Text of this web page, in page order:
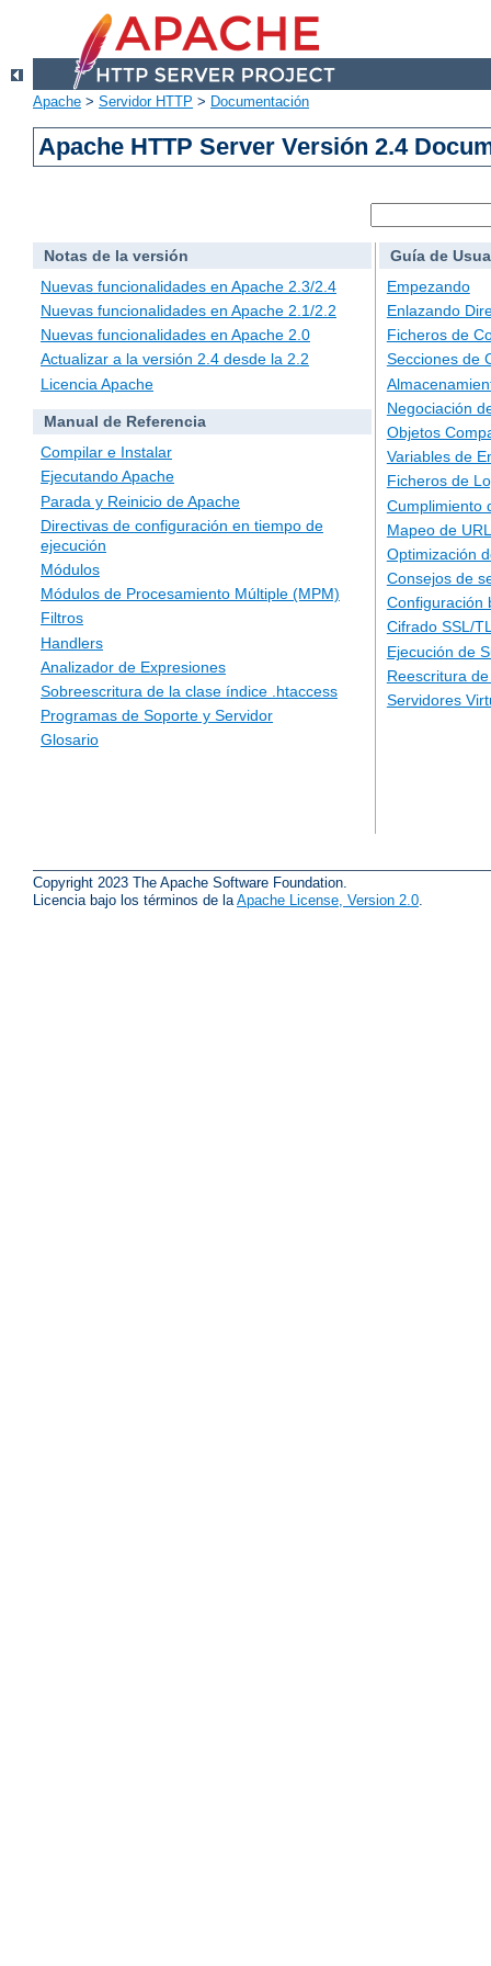
Apache > Servidor HTTP > Documentación
Apache HTTP Server Versión 2.4
Notas de la versión
Nuevas funcionalidades en Apache 2.3/2.4
Nuevas funcionalidades en Apache 2.1/2.2
Nuevas funcionalidades en Apache 2.0
Actualizar a la versión 2.4 desde la 2.2
Licencia Apache
Manual de Referencia
Compilar e Instalar
Ejecutando Apache
Parada y Reinicio de Apache
Directivas de configuración en tiempo de
ejecución
Módulos
Módulos de Procesamiento Múltiple (MPM)
Filtros
Handlers
Analizador de Expresiones
Sobreescritura de la clase índice .htaccess
Programas de Soporte y Servidor
Glosario
Guía de
Empezando
Enlazando
Ficheros de
Secciones de
Negociación
Objetos
Variables de
Ficheros de
Cumplimiento
Mapeo de
Optimización
Consejos de
Configuración
Cifrado SSL/
Ejecución de
Reescritura
Servidores
Copyright 2023 The Apache Software Foundation.
Licencia bajo los términos de la Apache License, Version 2.0